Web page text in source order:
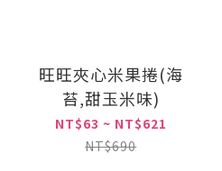
旺旺夾心米果捲(海
苔,甜玉米味)
NT$63 ~ NT$621
NT$690